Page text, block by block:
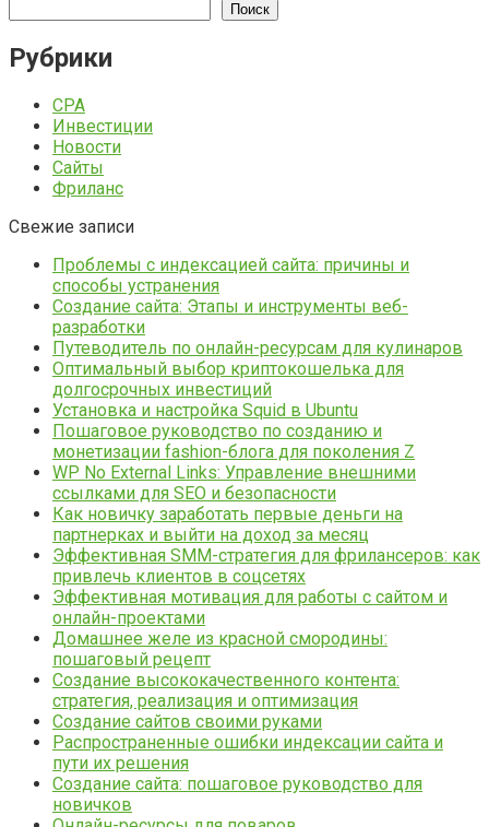
Поиск
Рубрики
CPA
Инвестиции
Новости
Сайты
Фриланс
Свежие записи
Проблемы с индексацией сайта: причины и
способы устранения
Создание сайта: Этапы и инструменты веб-
разработки
Путеводитель по онлайн-ресурсам для кулинаров
Оптимальный выбор криптокошелька для
долгосрочных инвестиций
Установка и настройка Squid в Ubuntu
Пошаговое руководство по созданию и
монетизации fashion-блога для поколения Z
WP No External Links: Управление внешними
ссылками для SEO и безопасности
Как новичку заработать первые деньги на
партнерках и выйти на доход за месяц
Эффективная SMM-стратегия для фрилансеров: как
привлечь клиентов в соцсетях
Эффективная мотивация для работы с сайтом и
онлайн-проектами
Домашнее желе из красной смородины:
пошаговый рецепт
Создание высококачественного контента:
стратегия, реализация и оптимизация
Создание сайтов своими руками
Распространенные ошибки индексации сайта и
пути их решения
Создание сайта: пошаговое руководство для
новичков